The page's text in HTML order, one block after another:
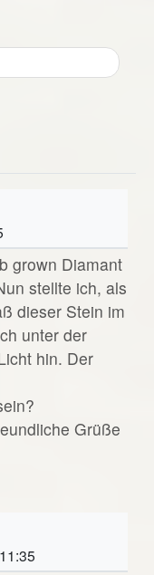
grown Diamant
stellte ich, als
dieser Stein im
unter der
hin. Der
Grüße